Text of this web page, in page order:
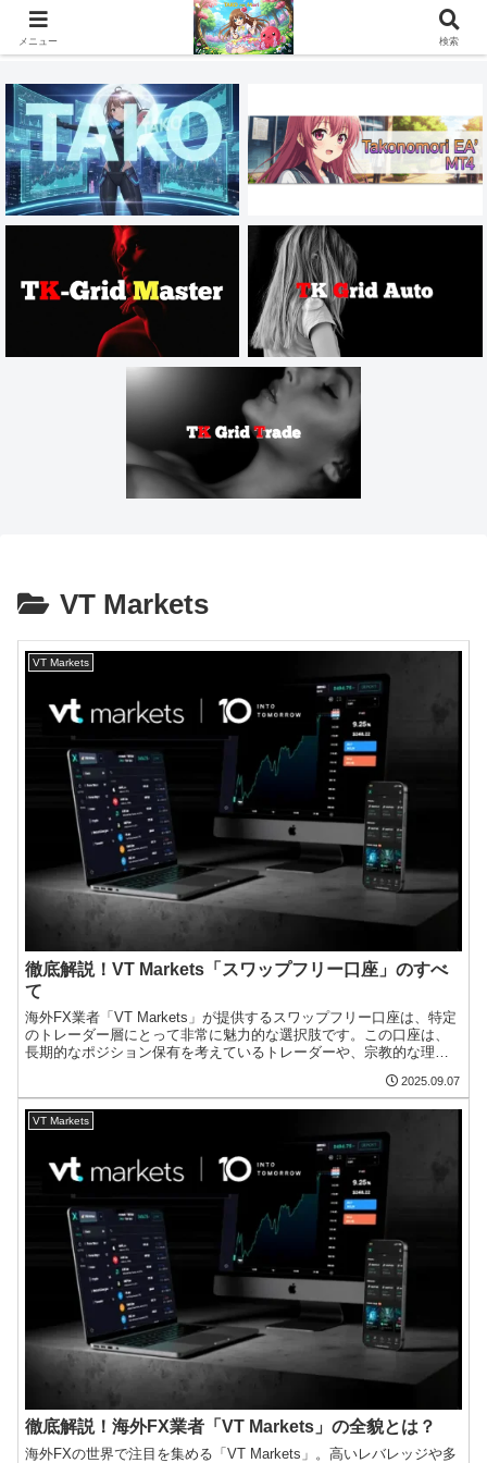
MT4・MT5の自作EAでFX・株価指数・コモディティ・仮想通貨を自動売買し
ている会社員です。
VT Markets
VT Markets
徹底解説！VT Markets「スワップフリー口座」のすべ
て
海外FX業者「VT Markets」が提供するスワップフリー口座は、特定
のトレーダー層にとって非常に魅力的な選択肢です。この口座は、
長期的なポジション保有を考えているトレーダーや、宗教的な理由
2025.09.07
VT Markets
徹底解説！海外FX業者「VT Markets」の全貌とは？
海外FXの世界で注目を集める「VT Markets」。高いレバレッジや多
メニュー 検索